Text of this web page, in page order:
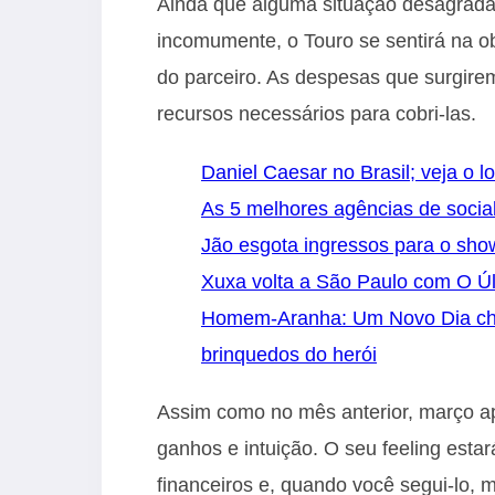
incomumente, o Touro se sentirá na
do parceiro. As despesas que
recursos necessários para cobri-las.
Daniel Caesar no Brasil; veja o
As 5 melhores agências de
Jão esgota ingressos para o
Xuxa volta a São Paulo com O
Homem-Aranha: Um Novo Dia
brinquedos do herói
Assim como no mês anterior, março
ganhos e intuição. O seu feeling
financeiros e, quando você segui-lo,